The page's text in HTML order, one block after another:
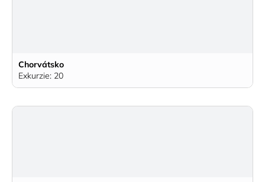
Chorvátsko
Exkurzie: 20